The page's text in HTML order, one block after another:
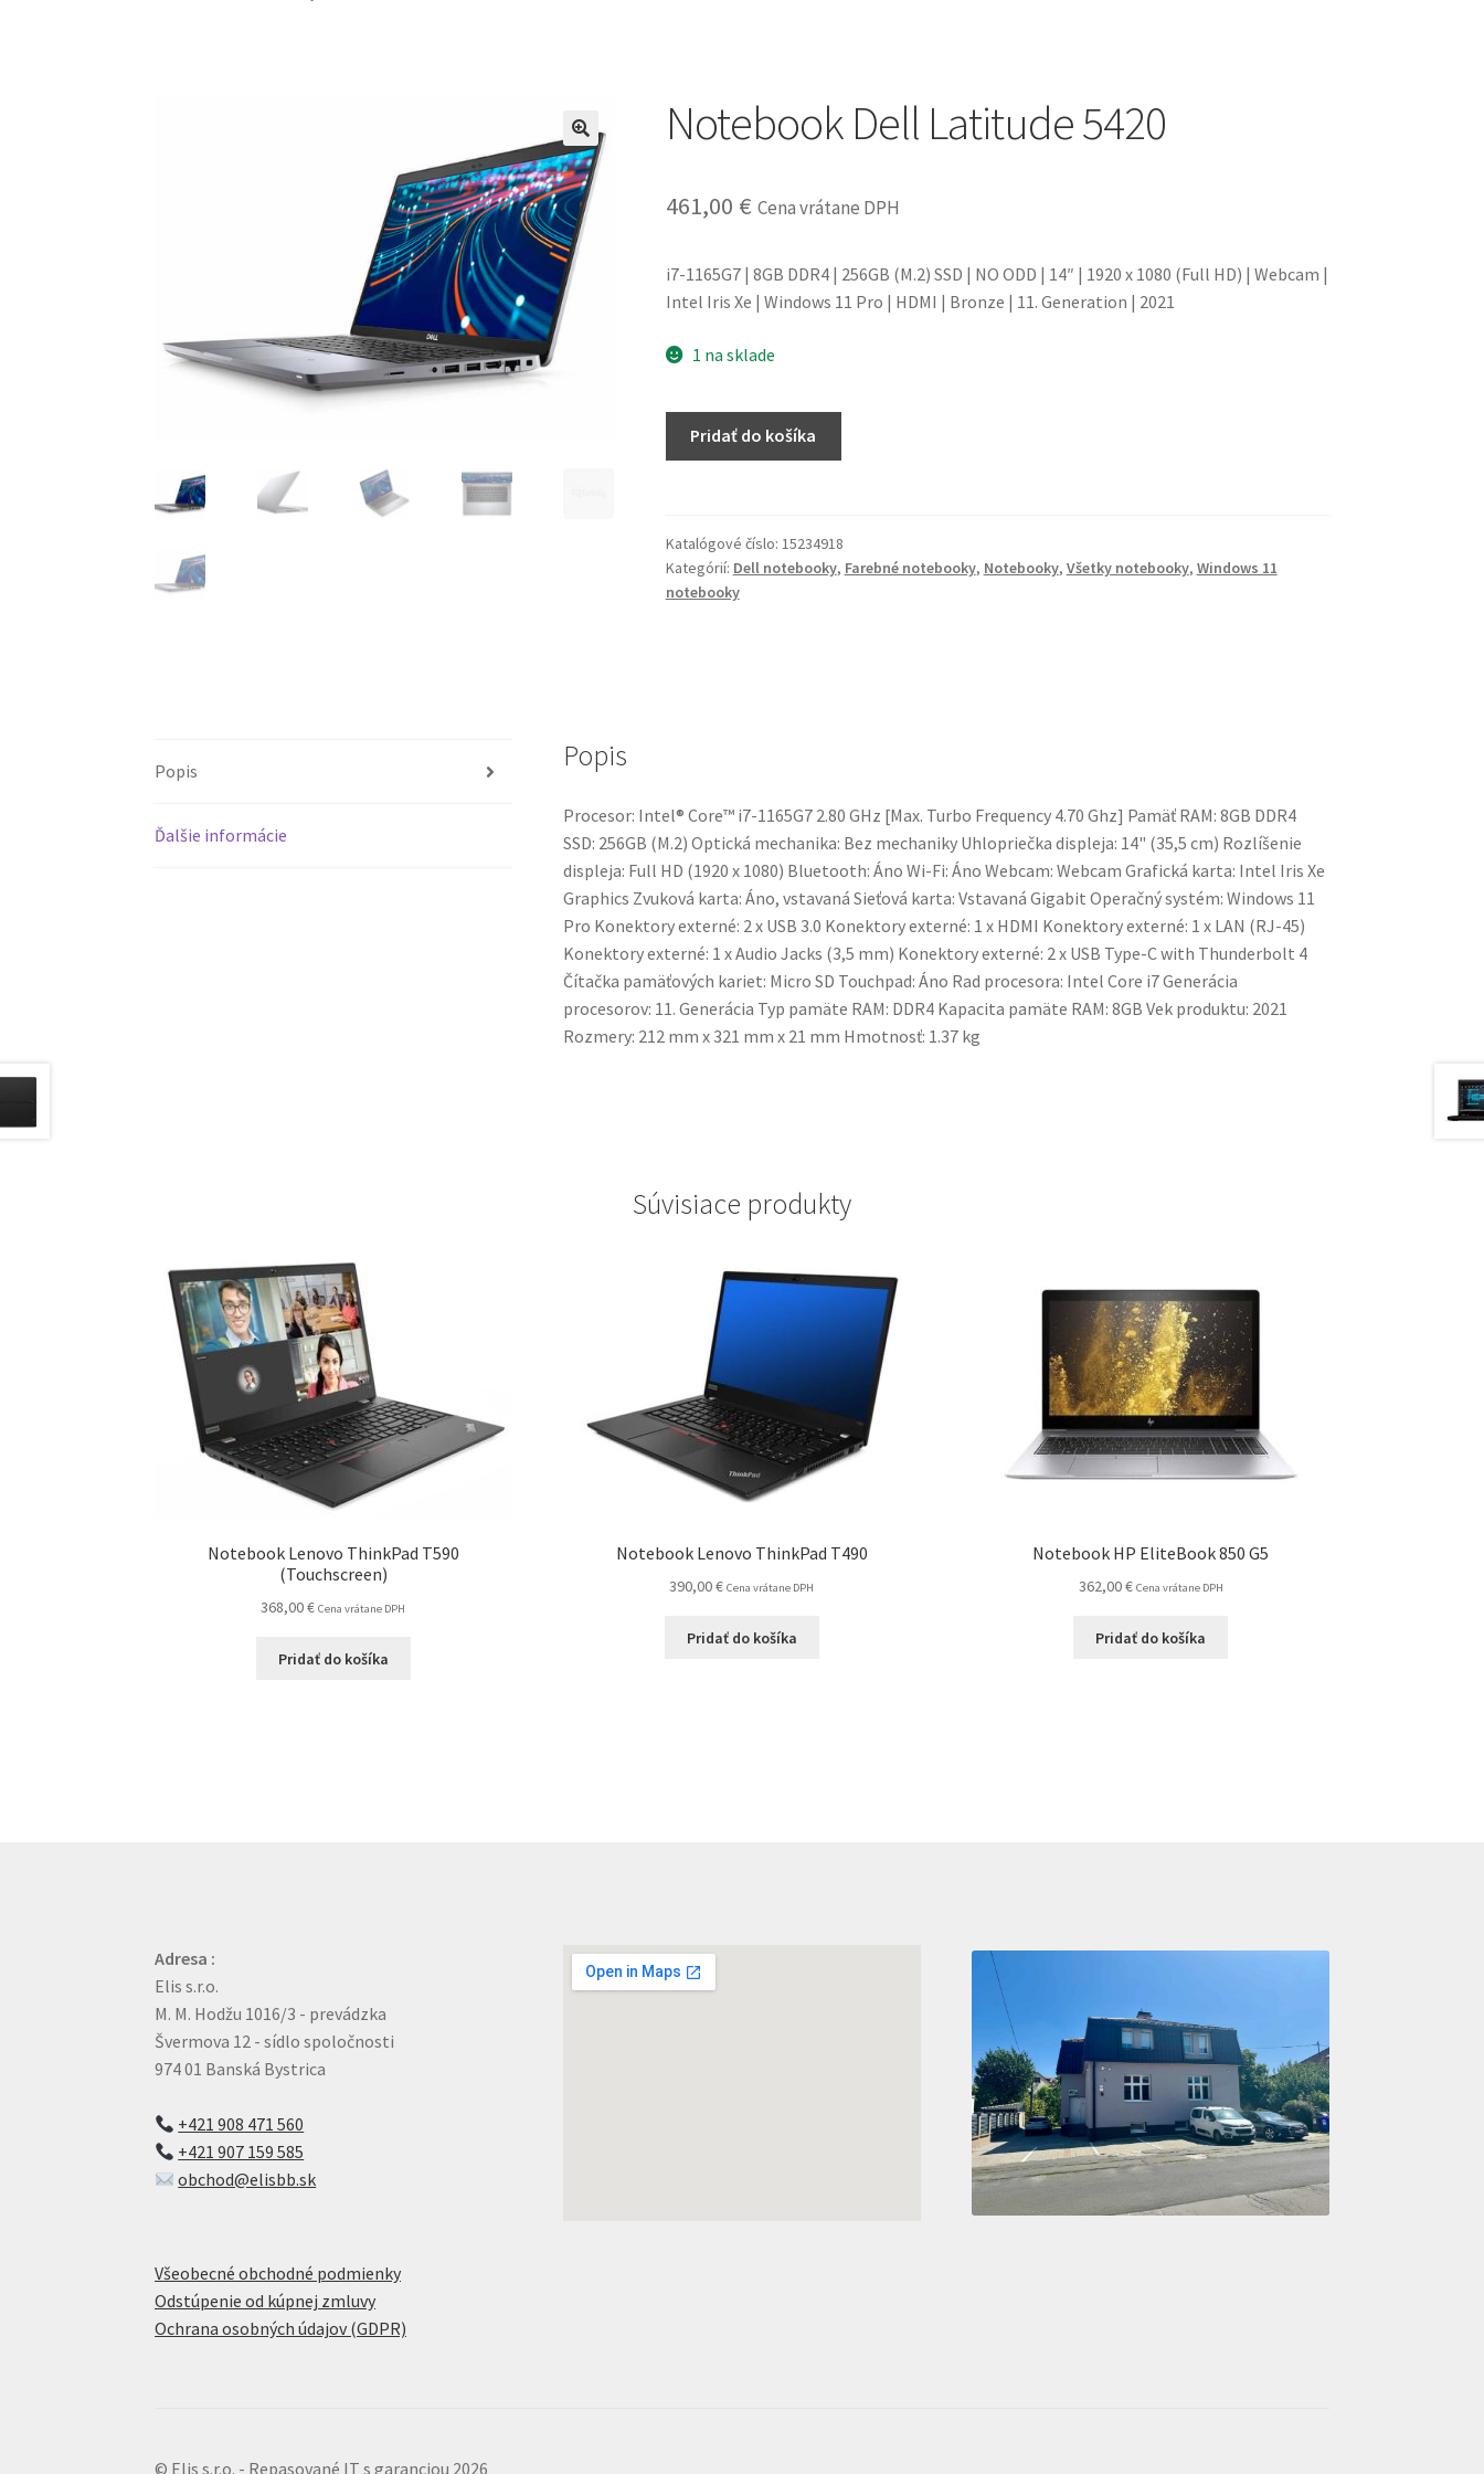
Notebook Dell Latitude 5420
461,00 € Cena vrátane DPH
i7-1165G7 | 8GB DDR4 | 256GB (M.2) SSD | NO ODD | 14″ | 1920 x 1080 (Full HD) | Webcam |
Intel Iris Xe | Windows 11 Pro | HDMI | Bronze | 11. Generation | 2021
1 na sklade
množstvo
5420
Pridať do košíka
Katalógové číslo: 15234918
Kategórií: Dell notebooky, Farebné notebooky, Notebooky, Všetky notebooky, Windows 11
notebooky
Popis
Ďalšie informácie
Popis
Procesor: Intel® Core™ i7-1165G7 2.80 GHz [Max. Turbo Frequency 4.70 Ghz] Pamäť RAM: 8GB DDR4
SSD: 256GB (M.2) Optická mechanika: Bez mechaniky Uhlopriečka displeja: 14" (35,5 cm) Rozlíšenie
displeja: Full HD (1920 x 1080) Bluetooth: Áno Wi-Fi: Áno Webcam: Webcam Grafická karta: Intel Iris Xe
Graphics Zvuková karta: Áno, vstavaná Sieťová karta: Vstavaná Gigabit Operačný systém: Windows 11
Pro Konektory externé: 2 x USB 3.0 Konektory externé: 1 x HDMI Konektory externé: 1 x LAN (RJ-45)
Konektory externé: 1 x Audio Jacks (3,5 mm) Konektory externé: 2 x USB Type-C with Thunderbolt 4
Čítačka pamäťových kariet: Micro SD Touchpad: Áno Rad procesora: Intel Core i7 Generácia
procesorov: 11. Generácia Typ pamäte RAM: DDR4 Kapacita pamäte RAM: 8GB Vek produktu: 2021
Rozmery: 212 mm x 321 mm x 21 mm Hmotnosť: 1.37 kg
Súvisiace produkty
Notebook Lenovo ThinkPad T590
(Touchscreen)
368,00€ Cena vrátane DPH
Pridať do košíka
Notebook Lenovo ThinkPad T490
390,00€ Cena vrátane DPH
Pridať do košíka
Notebook HP EliteBook 850 G5
362,00€ Cena vrátane DPH
Pridať do košíka
Adresa :
Elis s.r.o.
M. M. Hodžu 1016/3 - prevádzka
Švermova 12 - sídlo spoločnosti
974 01 Banská Bystrica
+421 908 471 560
+421 907 159 585
obchod@elisbb.sk
Všeobecné obchodné podmienky
Odstúpenie od kúpnej zmluvy
Ochrana osobných údajov (GDPR)
© Elis s.r.o. - Repasované IT s garanciou 2026